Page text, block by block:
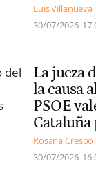
Luis Villanueva
30/07/2026
La jueza
la causa
PSOE
Rosana Crespo
30/07/2026